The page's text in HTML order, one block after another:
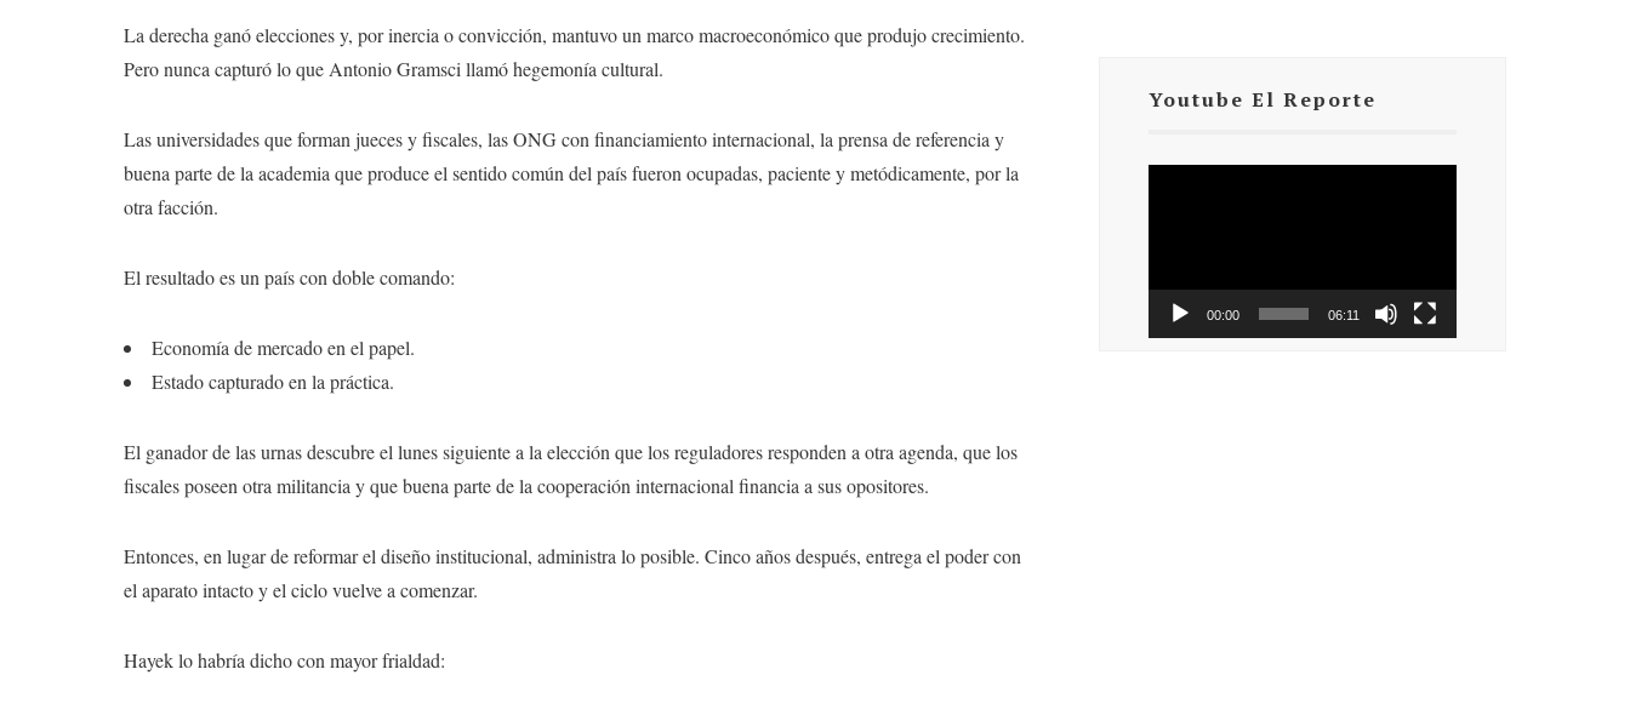
La derecha ganó elecciones y, por inercia o convicción, mantuvo un marco macroeconómico que produjo crecimiento.
Pero nunca capturó lo que Antonio Gramsci llamó hegemonía cultural.
Las universidades que forman jueces y fiscales, las ONG con financiamiento internacional, la prensa de referencia y
buena parte de la academia que produce el sentido común del país fueron ocupadas, paciente y metódicamente, por la
otra facción.
El resultado es un país con doble comando:
Economía de mercado en el papel.
Estado capturado en la práctica.
El ganador de las urnas descubre el lunes siguiente a la elección que los reguladores responden a otra agenda, que los
fiscales poseen otra militancia y que buena parte de la cooperación internacional financia a sus opositores.
Entonces, en lugar de reformar el diseño institucional, administra lo posible. Cinco años después, entrega el poder con
el aparato intacto y el ciclo vuelve a comenzar.
Hayek lo habría dicho con mayor frialdad:
Youtube El Reporte
00:00 06:11